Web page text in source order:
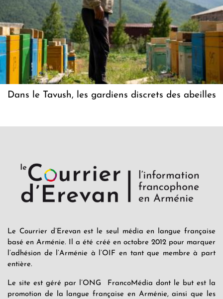
Dans le Tavush, les gardiens discrets des abeilles
Le Courrier d’Erevan est le seul média en langue française
basé en Arménie. Il a été créé en octobre 2012 pour marquer
l’adhésion de l’Arménie à l’OIF en tant que membre à part
entière.
Le site est géré par l’ONG FrancoMédia dont le but est la
promotion de la langue française en Arménie, ainsi que les